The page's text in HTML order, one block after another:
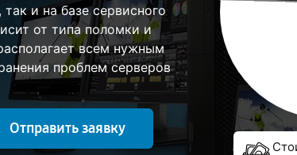
и на базе сервисного
от типа поломки и
всем нужным
проблем серверов
Отправить заявку